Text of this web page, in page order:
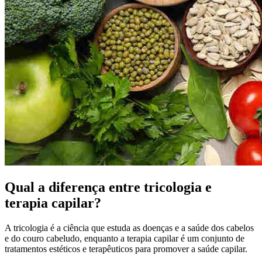
Qual a diferença entre tricologia e
terapia capilar?
A tricologia é a ciência que estuda as doenças e a saúde dos cabelos
e do couro cabeludo, enquanto a terapia capilar é um conjunto de
tratamentos estéticos e terapêuticos para promover a saúde capilar.